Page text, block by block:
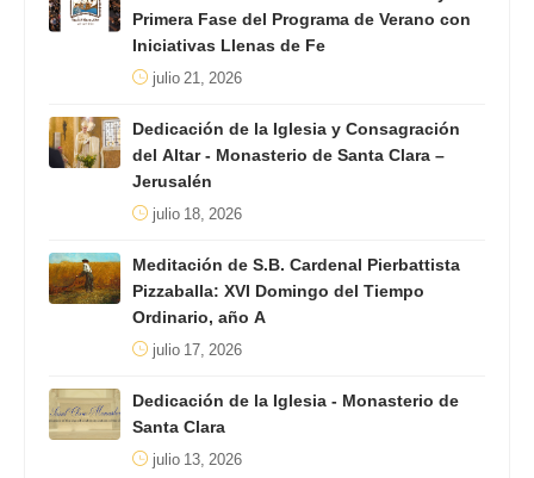
Primera Fase del Programa de Verano con
Iniciativas Llenas de Fe
julio 21, 2026
Dedicación de la Iglesia y Consagración
del Altar - Monasterio de Santa Clara –
Jerusalén
julio 18, 2026
Meditación de S.B. Cardenal Pierbattista
Pizzaballa: XVI Domingo del Tiempo
Ordinario, año A
julio 17, 2026
Dedicación de la Iglesia - Monasterio de
Santa Clara
julio 13, 2026